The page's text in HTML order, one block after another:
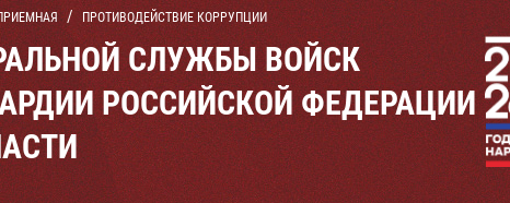
ПРОТИВОДЕЙСТВИЕ КОРРУПЦИИ
СЛУЖБЫ ВОЙСК
РОССИЙСКОЙ ФЕДЕРАЦИИ